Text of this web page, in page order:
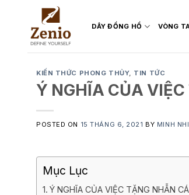
content
DÂY ĐỒNG HỒ VÒNG
KIẾN THỨC PHONG THỦY, TIN TỨC
Ý NGHĨA CỦA
POSTED ON 15 THÁNG 6, 2021 BY MINH NHI
Mục Lục
Ý NGHĨA CỦA VIỆC TẶNG NHẪN